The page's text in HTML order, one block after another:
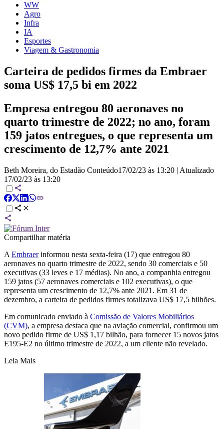
WW
Agro
Infra
IA
Esportes
Viagem & Gastronomia
Carteira de pedidos firmes da Embraer
soma US$ 17,5 bi em 2022
Empresa entregou 80 aeronaves no
quarto trimestre de 2022; no ano, foram
159 jatos entregues, o que representa um
crescimento de 12,7% ante 2021
Beth Moreira, do Estadão Conteúdo17/02/23 às 13:20 | Atualizado
17/02/23 às 13:20
Compartilhar matéria
A Embraerinformou nesta sexta-feira (17) que entregou 80
aeronaves no quarto trimestre de 2022, sendo 30 comerciais e 50
executivas (33 leves e 17 médias). No ano, a companhia entregou
159 jatos (57 aeronaves comerciais e 102 executivas), o que
representa um crescimento de 12,7% ante 2021. Em 31 de
dezembro, a carteira de pedidos firmes totalizava US$ 17,5 bilhões.
Em comunicado enviado à Comissão de Valores Mobiliários
(CVM), a empresa destaca que na aviação comercial, confirmou um
novo pedido firme de US$ 1,17 bilhão, para fornecer 15 novos jatos
E195-E2 no último trimestre de 2022, a um cliente não revelado.
Leia Mais